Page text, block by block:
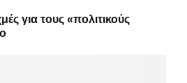
για τους «πολιτικούς